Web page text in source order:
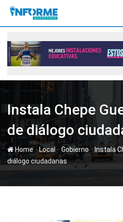
Skip
content
Instala Chepe
de diálogo
Home-Local -Gobierno-Instala
diálogo ciudadanas